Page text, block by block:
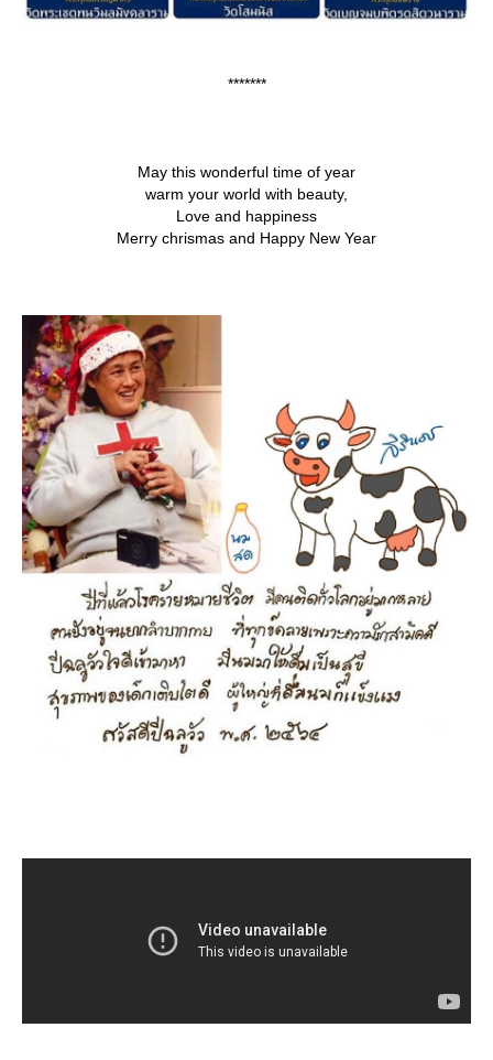
*******
May this wonderful time of year
warm your world with beauty,
Love and happiness
Merry chrismas and Happy New Year